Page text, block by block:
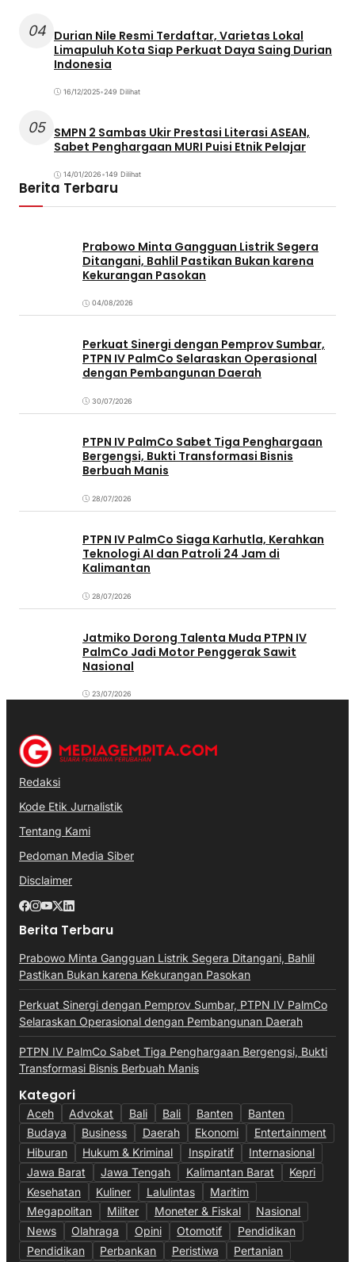
04 Durian Nile Resmi Terdaftar, Varietas Lokal
Limapuluh Kota Siap Perkuat Daya Saing Durian
Indonesia
16/12/2025•249 Dilihat
05 SMPN 2 Sambas Ukir Prestasi Literasi ASEAN,
Sabet Penghargaan MURI Puisi Etnik Pelajar
14/01/2026•149 Dilihat
Berita Terbaru
Prabowo Minta Gangguan Listrik Segera
Ditangani, Bahlil Pastikan Bukan karena
Kekurangan Pasokan
04/08/2026
Perkuat Sinergi dengan Pemprov Sumbar,
PTPN IV PalmCo Selaraskan Operasional
dengan Pembangunan Daerah
30/07/2026
PTPN IV PalmCo Sabet Tiga Penghargaan
Bergengsi, Bukti Transformasi Bisnis
Berbuah Manis
28/07/2026
PTPN IV PalmCo Siaga Karhutla, Kerahkan
Teknologi AI dan Patroli 24 Jam di
Kalimantan
28/07/2026
Jatmiko Dorong Talenta Muda PTPN IV
PalmCo Jadi Motor Penggerak Sawit
Nasional
23/07/2026
Redaksi
Kode Etik Jurnalistik
Tentang Kami
Pedoman Media Siber
Disclaimer
Berita Terbaru
Prabowo Minta Gangguan Listrik Segera Ditangani, Bahlil
Pastikan Bukan karena Kekurangan Pasokan
Perkuat Sinergi dengan Pemprov Sumbar, PTPN IV PalmCo
Selaraskan Operasional dengan Pembangunan Daerah
PTPN IV PalmCo Sabet Tiga Penghargaan Bergengsi, Bukti
Transformasi Bisnis Berbuah Manis
Kategori
Aceh Advokat Bali Bali Banten
Banten
Budaya
Business Daerah Ekonomi
Entertainment
Hiburan
Hukum & Kriminal Inspiratif
Internasional
Jawa Barat
Jawa Tengah Kalimantan Barat
Kepri
Kesehatan
Kuliner Lalulintas
Maritim
Megapolitan
Militer Moneter & Fiskal
Nasional
News
Olahraga Opini Otomotif
Pendidikan
Pendidikan
Perbankan Peristiwa Pertanian